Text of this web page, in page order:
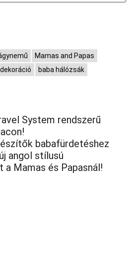
Mamas and Papas
baba hálózsák
System rendszerű
babafürdetéshez
angol stílusú
a Mamas és Papasnál!